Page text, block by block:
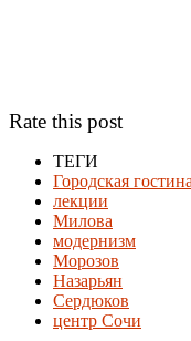
Rate this post
ТЕГИ
Городская
лекции
Милова
модернизм
Морозов
Назарьян
Сердюков
центр Сочи